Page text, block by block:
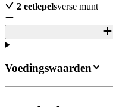
2 eetlepelsverse munt
Voedingswaarden